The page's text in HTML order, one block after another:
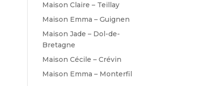
Maison Claire – Teillay
Maison Emma – Guignen
Maison Jade – Dol-de-
Bretagne
Maison Cécile – Crévin
Maison Emma – Monterfil